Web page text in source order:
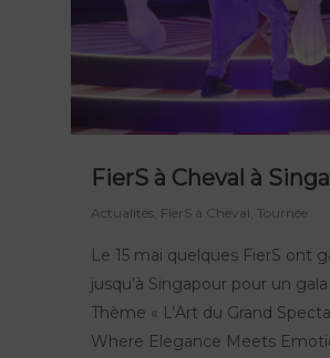
FierS à Cheval à
Actualités FierS à Cheval Tournée
Le 15 mai quelques FierS ont
jusqu’à Singapour pour un
Thème « L’Art du Grand
Where Elegance Meets